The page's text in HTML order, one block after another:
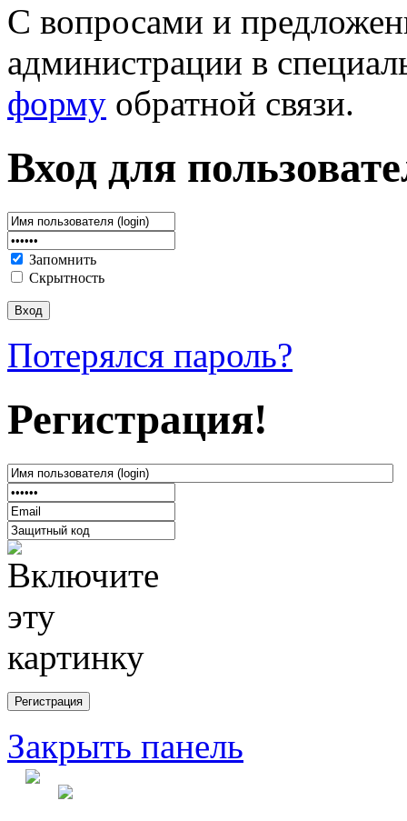
С вопросами и
администрации в
форму обратной связи.
Вход для
Запомнить
Скрытность
Потерялся пароль?
Регистрация!
Закрыть панель